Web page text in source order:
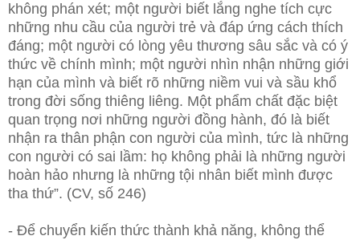
không phán xét; một người biết lắng nghe tích cực
những nhu cầu của người trẻ và đáp ứng cách thích
đáng; một người có lòng yêu thương sâu sắc và có ý
thức về chính mình; một người nhìn nhận những giới
hạn của mình và biết rõ những niềm vui và sầu khổ
trong đời sống thiêng liêng. Một phẩm chất đặc biệt
quan trọng nơi những người đồng hành, đó là biết
nhận ra thân phận con người của mình, tức là những
con người có sai lầm: họ không phải là những người
hoàn hảo nhưng là những tội nhân biết mình được
tha thứ”. (CV, số 246)
- Để chuyển kiến thức thành khả năng, không thể